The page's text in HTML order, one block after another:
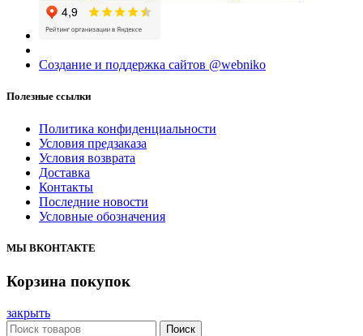
Создание и поддержка сайтов @webniko
Полезные ссылки
Политика конфиденциальности
Условия предзаказа
Условия возврата
Доставка
Контакты
Последние новости
Условные обозначения
МЫ ВКОНТАКТЕ
Корзина покупок
закрыть
Поиск